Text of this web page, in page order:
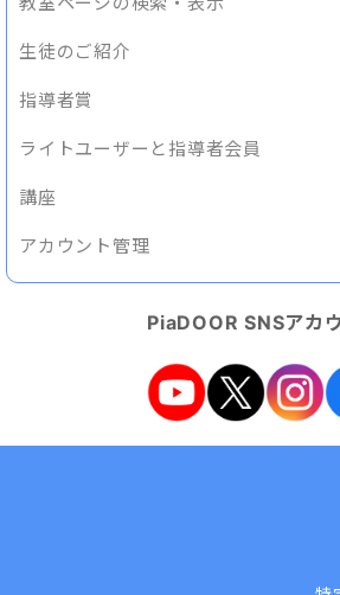
生徒のご紹介
指導者賞
ライトユーザーと指導者会員
講座
アカウント管理
PiaDOOR SNSアカ